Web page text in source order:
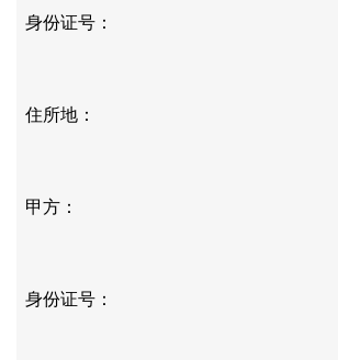
身份证号：
住所地：
甲方：
身份证号：